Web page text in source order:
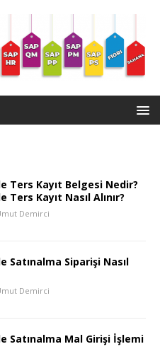
Ters Kayıt Belgesi Nedir?
Ters Kayıt Nasıl Alınır?
Demirci
Satınalma Siparişi Nasıl
Demirci
Satınalma Mal Girişi İşlemi